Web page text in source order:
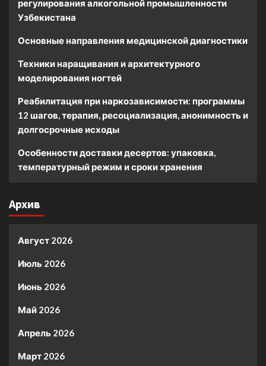
регулирования алкогольной промышленности
Узбекистана
Основные направления медицинской диагностики
Техники наращивания и архитектурного
моделирования ногтей
Реабилитация при наркозависимости: программы
12 шагов, терапия, ресоциализация, анонимность и
долгосрочные исходы
Особенности доставки десертов: упаковка,
температурный режим и сроки хранения
Архив
Август 2026
Июль 2026
Июнь 2026
Май 2026
Апрель 2026
Март 2026